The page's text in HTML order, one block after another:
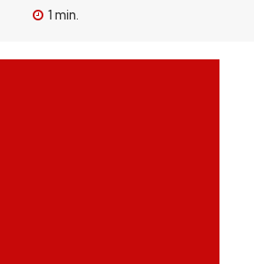
1 min.